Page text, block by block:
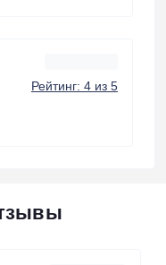
Рейтинг: 4 из 5